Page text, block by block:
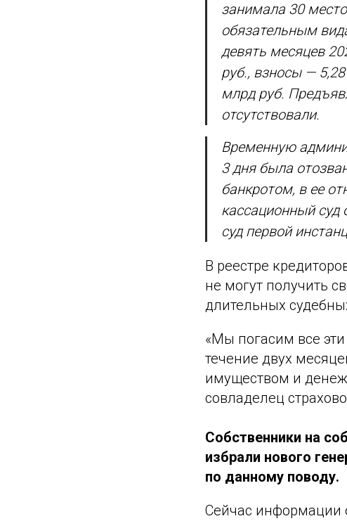
занимала 30
обязательным
девять месяцев
руб., взносы —
млрд руб.
отсутствовали.
Временную
3 дня была
банкротом, в ее
кассационный суд
суд первой
В реестре
не могут получить
длительных
«Мы погасим все
течение двух
имуществом и
совладелец
Собственники на
избрали нового
по данному поводу.
Сейчас информации